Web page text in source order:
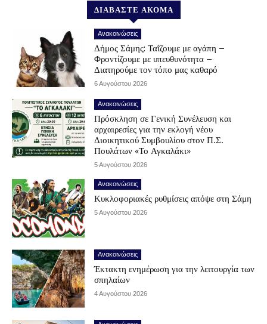
ΔΙΑΒΑΣΤΕ ΑΚΟΜΑ
Ανακοινώσεις
Δήμος Σάμης: Ταΐζουμε με αγάπη –
Φροντίζουμε με υπευθυνότητα –
Διατηρούμε τον τόπο μας καθαρό
6 Αυγούστου 2026
Ανακοινώσεις
Πρόσκληση σε Γενική Συνέλευση και
αρχαιρεσίες για την εκλογή νέου
Διοικητικού Συμβουλίου στον Π.Σ.
Πουλάτων «Το Αγκαλάκι»
5 Αυγούστου 2026
Ανακοινώσεις
Κυκλοφοριακές ρυθμίσεις απόψε στη Σάμη
5 Αυγούστου 2026
Ανακοινώσεις
Έκτακτη ενημέρωση για την λειτουργία των
σπηλαίων
4 Αυγούστου 2026